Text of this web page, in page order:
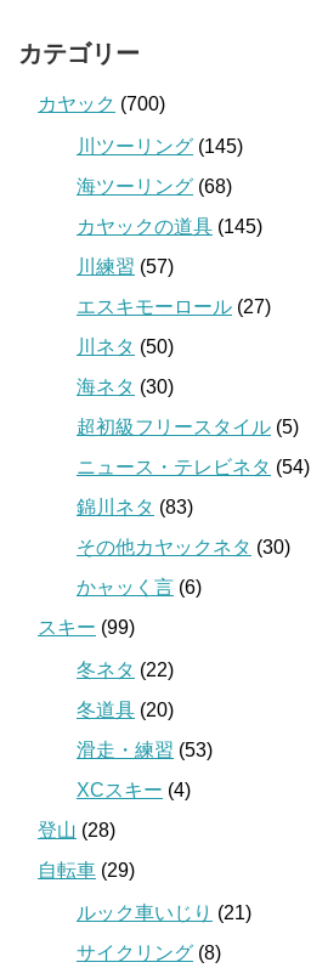
カテゴリー
カヤック (700)
川ツーリング (145)
海ツーリング (68)
カヤックの道具 (145)
川練習 (57)
エスキモーロール (27)
川ネタ (50)
海ネタ (30)
超初級フリースタイル (5)
ニュース・テレビネタ (54)
錦川ネタ (83)
その他カヤックネタ (30)
かャッく言 (6)
スキー (99)
冬ネタ (22)
冬道具 (20)
滑走・練習 (53)
XCスキー (4)
登山 (28)
自転車 (29)
ルック車いじり (21)
サイクリング (8)